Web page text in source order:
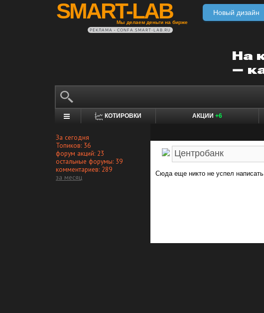
SMART-LAB
Мы делаем деньги на бирже
Новый дизайн
РЕКЛАМА • CONFA.SMART-LAB.RU
КОТИРОВКИ АКЦИИ +6
За сегодня
Топиков: 36
форум акций: 23
остальные форумы: 39
комментариев: 289
за месяц
Сюда еще никто не успел написать